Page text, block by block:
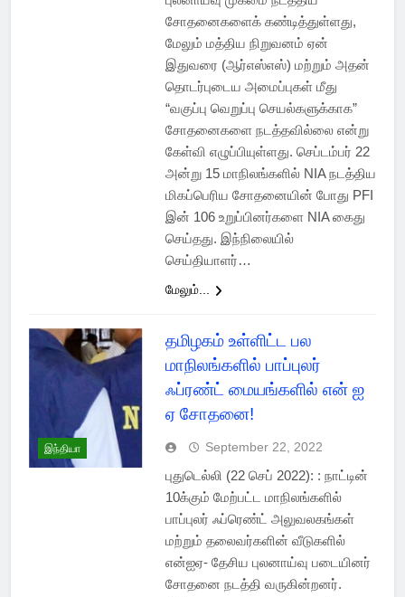
சோதனைகளைக் கண்டித்துள்ளது,
மேலும் மத்திய நிறுவனம் ஏன்
இதுவரை (ஆர்எஸ்எஸ்) மற்றும் அதன்
தொடர்புடைய அமைப்புகள் மீது
“வகுப்பு வெறுப்பு செயல்களுக்காக”
சோதனைகளை நடத்தவில்லை என்று
கேள்வி எழுப்பியுள்ளது. செப்டம்பர் 22
அன்று 15 மாநிலங்களில் NIA நடத்திய
மிகப்பெரிய சோதனையின் போது PFI
இன் 106 உறுப்பினர்களை NIA கைது
செய்தது. இந்நிலையில்
செய்தியாளர்…
மேலும்...
இந்தியா
தமிழகம் உள்ளிட்ட பல
மாநிலங்களில் பாப்புலர்
ஃப்ரண்ட் மையங்களில் என் ஐ
ஏ சோதனை!
September 22, 2022
புதுடெல்லி (22 செப் 2022): : நாட்டின்
10க்கும் மேற்பட்ட மாநிலங்களில்
பாப்புலர் ஃப்ரெண்ட் அலுவலகங்கள்
மற்றும் தலைவர்களின் வீடுகளில்
என்ஐஏ- தேசிய புலனாய்வு படையினர்
சோதனை நடத்தி வருகின்றனர்.